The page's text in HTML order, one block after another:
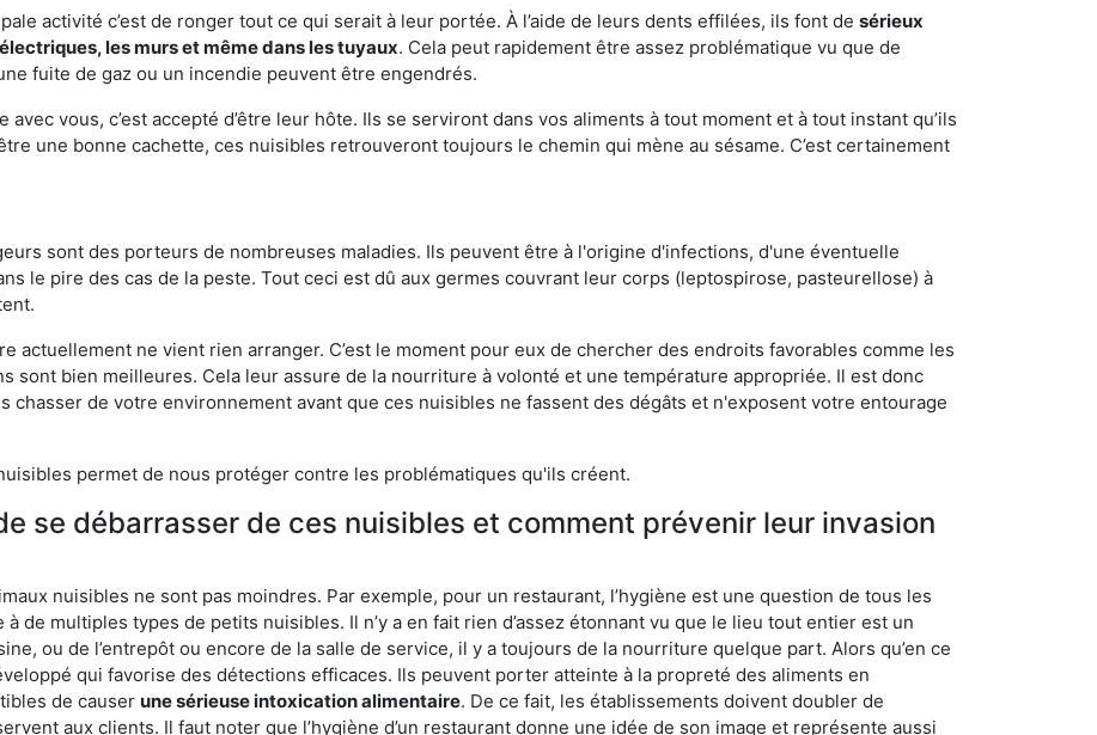
activité c’est de ronger tout ce qui serait à leur portée. À l’aide de leurs dents effilées, ils font de sérieux
les murs et même dans les tuyaux. Cela peut rapidement être assez problématique vu que de
fuite de gaz ou un incendie peuvent être engendrés.
avec vous, c’est accepté d’être leur hôte. Ils se serviront dans vos aliments à tout moment et à tout instant qu’ils
une bonne cachette, ces nuisibles retrouveront toujours le chemin qui mène au sésame. C’est certainement
sont des porteurs de nombreuses maladies. Ils peuvent être à l'origine d'infections, d'une éventuelle
le pire des cas de la peste. Tout ceci est dû aux germes couvrant leur corps (leptospirose, pasteurellose) à
actuellement ne vient rien arranger. C’est le moment pour eux de chercher des endroits favorables comme les
sont bien meilleures. Cela leur assure de la nourriture à volonté et une température appropriée. Il est donc
chasser de votre environnement avant que ces nuisibles ne fassent des dégâts et n'exposent votre entourage
permet de nous protéger contre les problématiques qu'ils créent.
se débarrasser de ces nuisibles et comment prévenir leur invasion
nuisibles ne sont pas moindres. Par exemple, pour un restaurant, l’hygiène est une question de tous les
de multiples types de petits nuisibles. Il n’y a en fait rien d’assez étonnant vu que le lieu tout entier est un
ou de l’entrepôt ou encore de la salle de service, il y a toujours de la nourriture quelque part. Alors qu’en ce
qui favorise des détections efficaces. Ils peuvent porter atteinte à la propreté des aliments en
de causer une sérieuse intoxication alimentaire. De ce fait, les établissements doivent doubler de
aux clients. Il faut noter que l’hygiène d’un restaurant donne une idée de son image et représente aussi